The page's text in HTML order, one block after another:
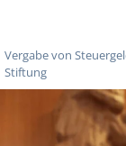
Vergabe von
Stiftung